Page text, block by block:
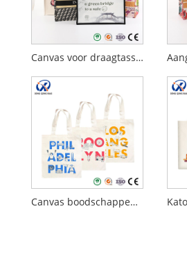
Canvas voor draagtassen
Canvas boodschappentassen